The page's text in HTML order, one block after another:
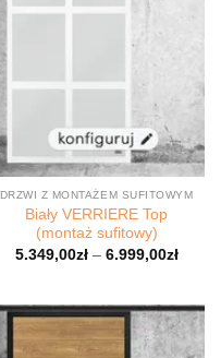
DRZWI Z MONTAŻEM SUFITOWYM
Biały VERRIERE Top
(montaż sufitowy)
5.349,00zł– 6.999,00zł